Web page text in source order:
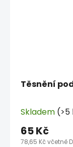
Těsnění
Skladem (>5
78,65 Kč včetně
65 Kč